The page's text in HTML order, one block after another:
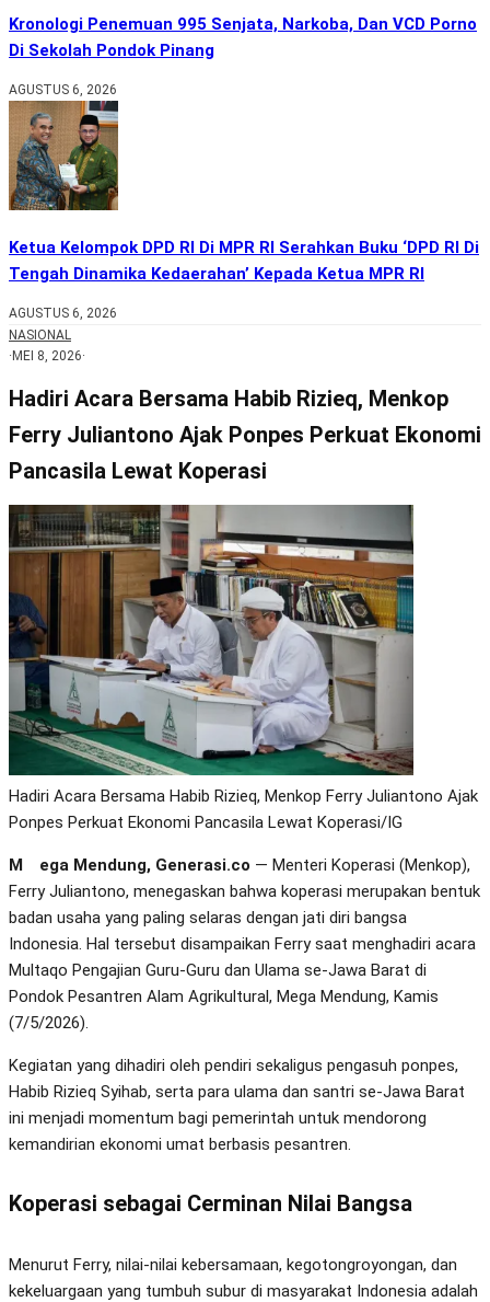
Kronologi Penemuan 995 Senjata, Narkoba, Dan VCD Porno
Di Sekolah Pondok Pinang
AGUSTUS 6, 2026
Ketua Kelompok DPD RI Di MPR RI Serahkan Buku ‘DPD RI Di
Tengah Dinamika Kedaerahan’ Kepada Ketua MPR RI
AGUSTUS 6, 2026
NASIONAL
· MEI 8, 2026·
Hadiri Acara Bersama Habib Rizieq, Menkop
Ferry Juliantono Ajak Ponpes Perkuat Ekonomi
Pancasila Lewat Koperasi
Hadiri Acara Bersama Habib Rizieq, Menkop Ferry Juliantono Ajak
Ponpes Perkuat Ekonomi Pancasila Lewat Koperasi/IG
Mega Mendung, Generasi.co — Menteri Koperasi (Menkop),
Ferry Juliantono, menegaskan bahwa koperasi merupakan bentuk
badan usaha yang paling selaras dengan jati diri bangsa
Indonesia. Hal tersebut disampaikan Ferry saat menghadiri acara
Multaqo Pengajian Guru-Guru dan Ulama se-Jawa Barat di
Pondok Pesantren Alam Agrikultural, Mega Mendung, Kamis
(7/5/2026).
Kegiatan yang dihadiri oleh pendiri sekaligus pengasuh ponpes,
Habib Rizieq Syihab, serta para ulama dan santri se-Jawa Barat
ini menjadi momentum bagi pemerintah untuk mendorong
kemandirian ekonomi umat berbasis pesantren.
Koperasi sebagai Cerminan Nilai Bangsa
Menurut Ferry, nilai-nilai kebersamaan, kegotongroyongan, dan
kekeluargaan yang tumbuh subur di masyarakat Indonesia adalah